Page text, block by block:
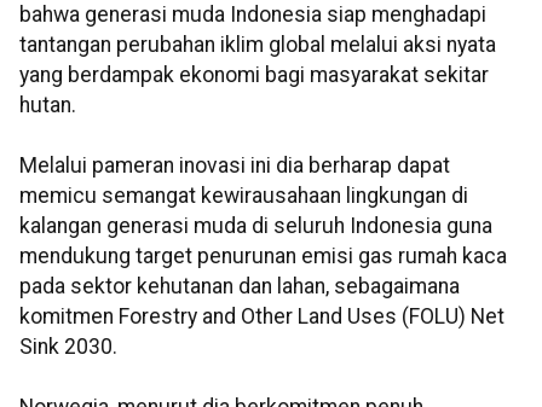
bahwa generasi muda Indonesia siap menghadapi
tantangan perubahan iklim global melalui aksi nyata
yang berdampak ekonomi bagi masyarakat sekitar
hutan.
Melalui pameran inovasi ini dia berharap dapat
memicu semangat kewirausahaan lingkungan di
kalangan generasi muda di seluruh Indonesia guna
mendukung target penurunan emisi gas rumah kaca
pada sektor kehutanan dan lahan, sebagaimana
komitmen Forestry and Other Land Uses (FOLU) Net
Sink 2030.